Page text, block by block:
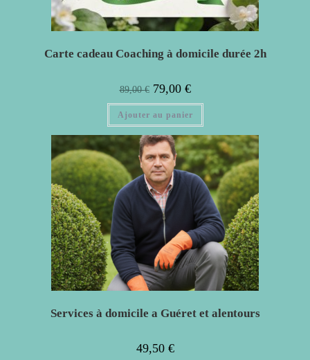
Carte cadeau Coaching à domicile durée 2h
89,00€ 79,00 €
Ajouter au panier
Services à domicile a Guéret et alentours
49,50 €